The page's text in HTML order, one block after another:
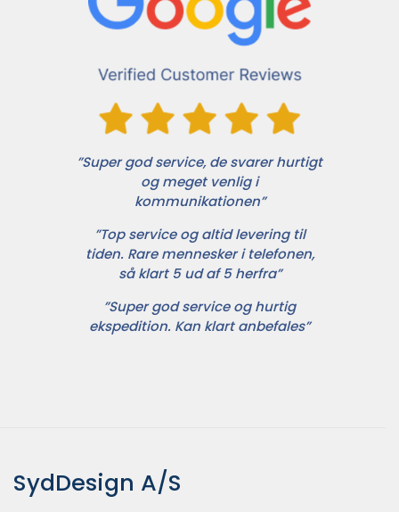
”Super god service, de svarer hurtigt
og meget venlig i
kommunikationen”
”Top service og altid levering til
tiden. Rare mennesker i telefonen,
så klart 5 ud af 5 herfra”
”Super god service og hurtig
ekspedition. Kan klart anbefales”
SydDesign A/S